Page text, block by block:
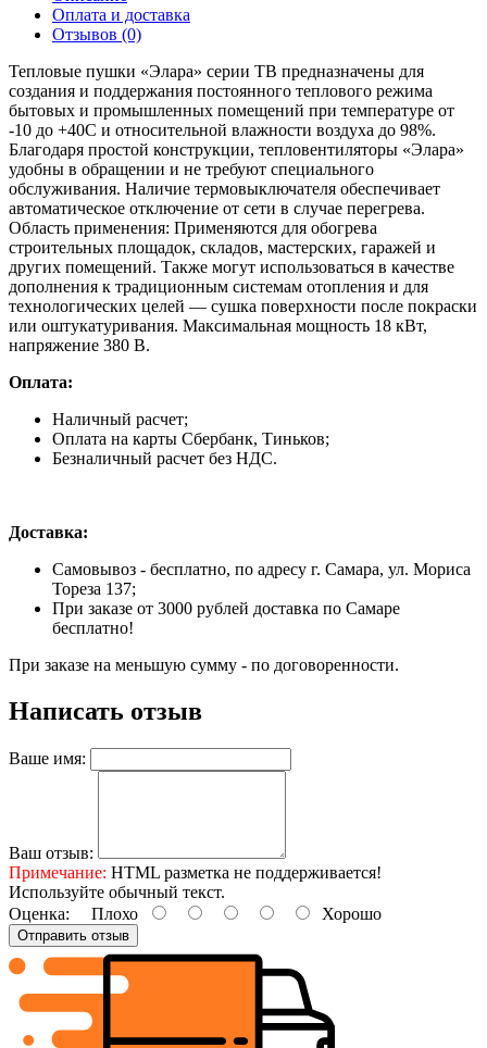
Оплата и доставка
Отзывов (0)
Тепловые пушки «Элара» серии ТВ предназначены для
создания и поддержания постоянного теплового режима
бытовых и промышленных помещений при температуре от
-10 до +40С и относительной влажности воздуха до 98%.
Благодаря простой конструкции, тепловентиляторы «Элара»
удобны в обращении и не требуют специального
обслуживания. Наличие термовыключателя обеспечивает
автоматическое отключение от сети в случае перегрева.
Область применения: Применяются для обогрева
строительных площадок, складов, мастерских, гаражей и
других помещений. Также могут использоваться в качестве
дополнения к традиционным системам отопления и для
технологических целей — сушка поверхности после покраски
или оштукатуривания. Максимальная мощность 18 кВт,
напряжение 380 В.
Оплата:
Наличный расчет;
Оплата на карты Сбербанк, Тиньков;
Безналичный расчет без НДС.
Доставка:
Самовывоз - бесплатно, по адресу г. Самара, ул. Мориса
Тореза 137;
При заказе от 3000 рублей доставка по Самаре
бесплатно!
При заказе на меньшую сумму - по договоренности.
Написать отзыв
Ваше имя:
Ваш отзыв:
Примечание: HTML разметка не поддерживается!
Используйте обычный текст.
Оценка: Плохо Хорошо
Отправить отзыв